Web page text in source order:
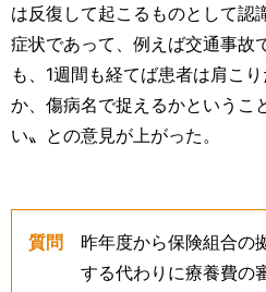
は反復して起こるものとして認
症状であって、例えば交通事故
も、1週間も経てば患者は肩こ
か、傷病名で捉えるかというこ
い〟との意見が上がった。
質問
昨年度から保険組合の
する代わりに療養費の